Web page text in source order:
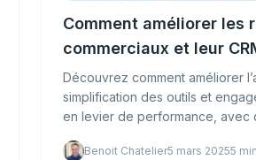
Comment améliorer les
commerciaux et leur
Découvrez comment améliorer
simplification des outils et
en levier de performance, avec
Benoit Chatelier5 mars 20255